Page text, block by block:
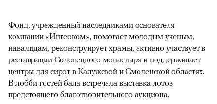
Фонд, учрежденный наследниками основателя
компании «Ингеоком», помогает молодым ученым,
инвалидам, реконструирует храмы, активно участвует в
реставрации Соловецкого монастыря и поддерживает
центры для сирот в Калужской и Смоленской областях.
В лобби гостей бала встречала выставка лотов
предстоящего благотворительного аукциона.